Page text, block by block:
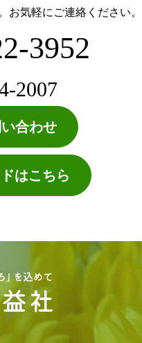
お気軽にご連絡ください。
3952
2007
合わせ
はこちら